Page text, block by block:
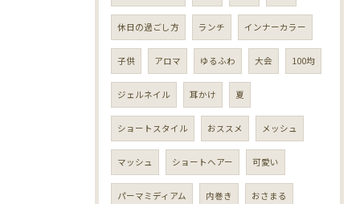
休日の過ごし方 ランチ インナーカラー
子供 アロマ ゆるふわ 大会 100均
ジェルネイル 耳かけ 夏
ショートスタイル おススメ メッシュ
マッシュ ショートヘアー 可愛い
パーマミディアム 内巻き おさまる